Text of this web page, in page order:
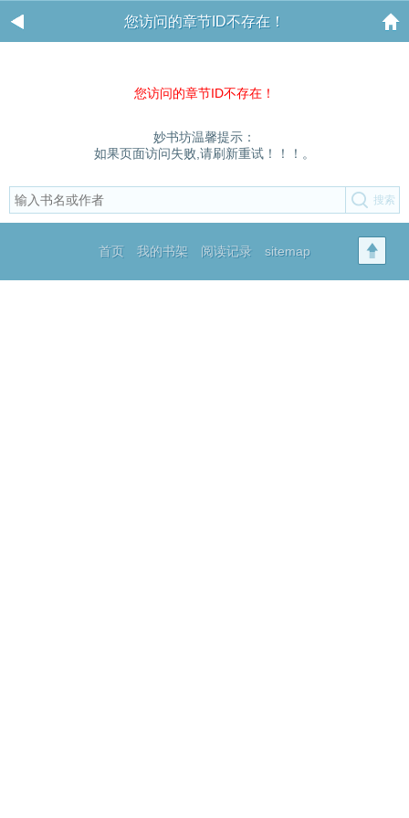
您访问的章节ID不存在！
您访问的章节ID不存在！
妙书坊温馨提示：
如果页面访问失败,请刷新重试！！！。
首页 我的书架 阅读记录 sitemap